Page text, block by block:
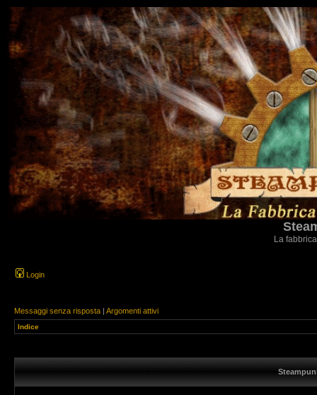
La
Login
Messaggi senza risposta | Argomenti attivi
Indice